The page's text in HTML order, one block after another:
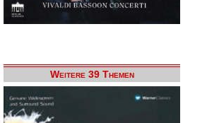
Weitere 39 Themen